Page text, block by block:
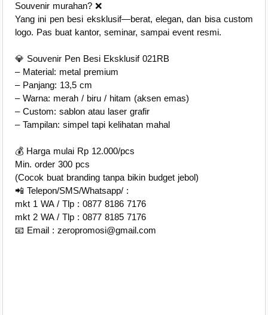
Souvenir murahan? ❌
Yang ini pen besi eksklusif—berat, elegan, dan bisa custom
logo. Pas buat kantor, seminar, sampai event resmi.
💎 Souvenir Pen Besi Eksklusif 021RB
– Material: metal premium
– Panjang: 13,5 cm
– Warna: merah / biru / hitam (aksen emas)
– Custom: sablon atau laser grafir
– Tampilan: simpel tapi kelihatan mahal
💰 Harga mulai Rp 12.000/pcs
Min. order 300 pcs
(Cocok buat branding tanpa bikin budget jebol)
📲 Telepon/SMS/Whatsapp/ :
mkt 1 WA / Tlp : 0877 8186 7176
mkt 2 WA / Tlp : 0877 8185 7176
📧 Email : zeropromosi@gmail.com